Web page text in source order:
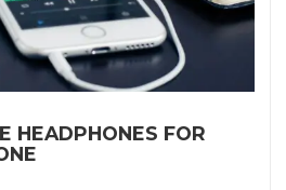
HEADPHONES FOR